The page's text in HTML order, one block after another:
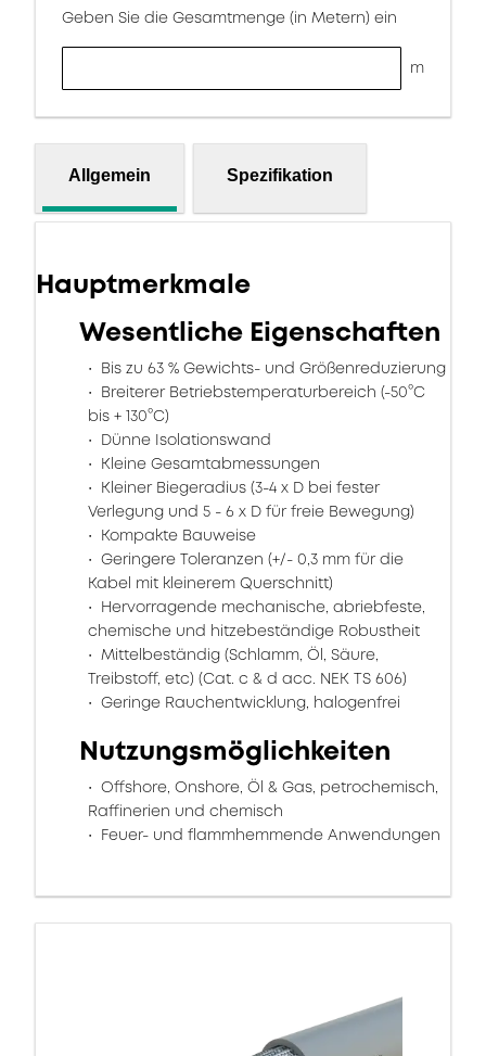
Geben Sie die Gesamtmenge (in Metern) ein
m
Allgemein Spezifikation
Hauptmerkmale
Wesentliche Eigenschaften
Bis zu 63 % Gewichts- und Größenreduzierung
Breiterer Betriebstemperaturbereich (-50°C
bis + 130°C)
Dünne Isolationswand
Kleine Gesamtabmessungen
Kleiner Biegeradius (3-4 x D bei fester
Verlegung und 5 - 6 x D für freie Bewegung)
Kompakte Bauweise
Geringere Toleranzen (+/- 0,3 mm für die
Kabel mit kleinerem Querschnitt)
Hervorragende mechanische, abriebfeste,
chemische und hitzebeständige Robustheit
Mittelbeständig (Schlamm, Öl, Säure,
Treibstoff, etc) (Cat. c & d acc. NEK TS 606)
Geringe Rauchentwicklung, halogenfrei
Nutzungsmöglichkeiten
Offshore, Onshore, Öl & Gas, petrochemisch,
Raffinerien und chemisch
Feuer- und flammhemmende Anwendungen